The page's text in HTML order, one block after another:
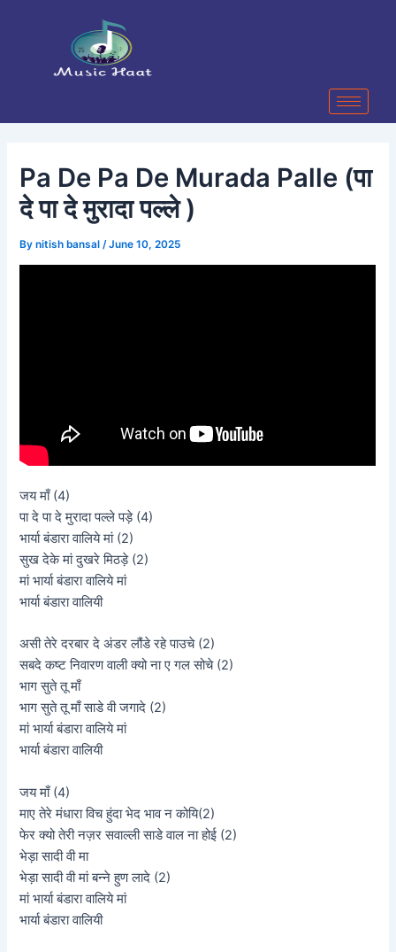
Pa De Pa De Murada Palle (पा
दे पा दे मुरादा पल्ले )
Bynitish bansal /June 10, 2025
जय माँ (4)
पा दे पा दे मुरादा पल्ले पड़े (4)
भार्या बंडारा वालिये मां (2)
सुख देके मां दुखरे मिठड़े (2)
मां भार्या बंडारा वालिये मां
भार्या बंडारा वालियी
असी तेरे दरबार दे अंडर लौंडे रहे पाउचे (2)
सबदे कष्ट निवारण वाली क्यो ना ए गल सोचे (2)
भाग सुते तू माँ
भाग सुते तू माँ साडे वी जगादे (2)
मां भार्या बंडारा वालिये मां
भार्या बंडारा वालियी
जय माँ (4)
माए तेरे मंधारा विच हुंदा भेद भाव न कोयि(2)
फेर क्यो तेरी नज़र सवाल्ली साडे वाल ना होई (2)
भेड़ा सादी वी मा
भेड़ा सादी वी मां बन्ने हुण लादे (2)
मां भार्या बंडारा वालिये मां
भार्या बंडारा वालियी